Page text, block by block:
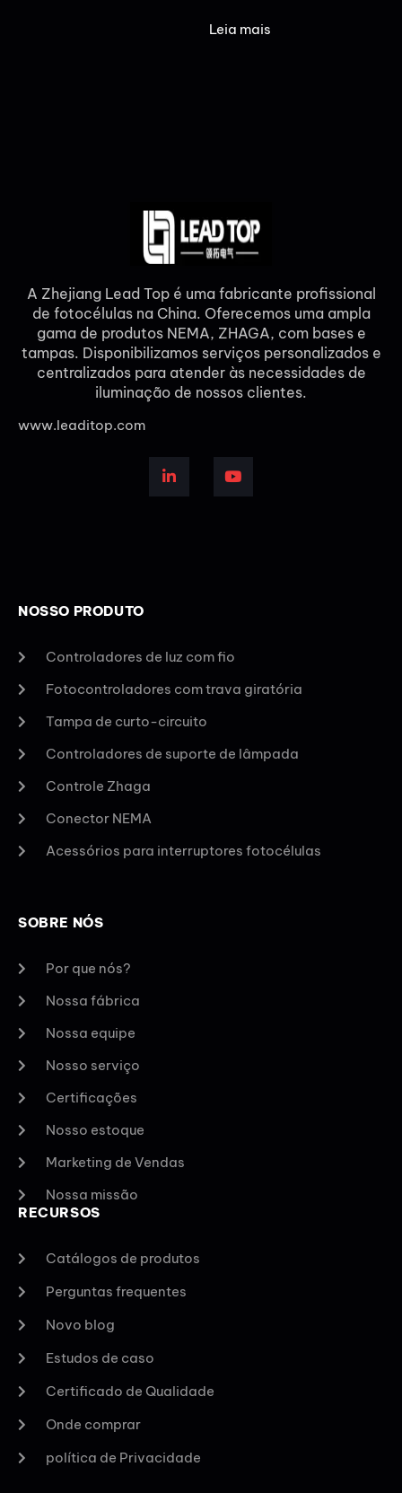
Leia mais
A Zhejiang Lead Top é uma fabricante profissional
de fotocélulas na China. Oferecemos uma ampla
gama de produtos NEMA, ZHAGA, com bases e
tampas. Disponibilizamos serviços personalizados e
centralizados para atender às necessidades de
iluminação de nossos clientes.
www.leaditop.com
NOSSO PRODUTO
Controladores de luz com fio
Fotocontroladores com trava giratória
Tampa de curto-circuito
Controladores de suporte de lâmpada
Controle Zhaga
Conector NEMA
Acessórios para interruptores fotocélulas
SOBRE NÓS
Por que nós?
Nossa fábrica
Nossa equipe
Nosso serviço
Certificações
Nosso estoque
Marketing de Vendas
Nossa missão
RECURSOS
Catálogos de produtos
Perguntas frequentes
Novo blog
Estudos de caso
Certificado de Qualidade
Onde comprar
política de Privacidade